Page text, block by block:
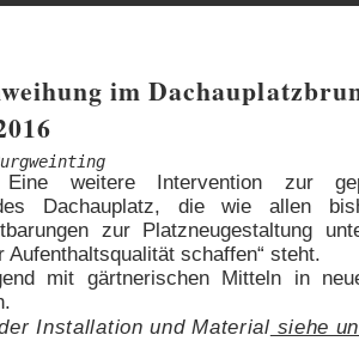
im
weitere Intervention zur
Dachauplatz, die wie allen
zur Platzneugestaltung
Aufenthaltsqualität schaffen“ steht.
mit gärtnerischen Mitteln in
Installation und Material siehe